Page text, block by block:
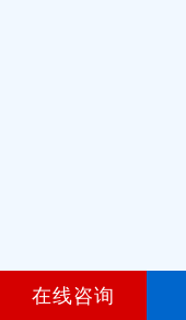
在线咨询